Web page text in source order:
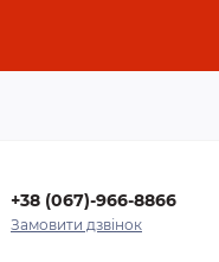
+38 (067)-966-8866
Замовити дзвінок